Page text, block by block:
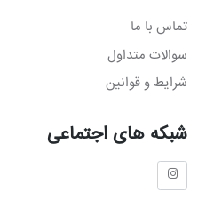
تماس با ما
سوالات متداول
شرایط و قوانین
شبکه های اجتماعی